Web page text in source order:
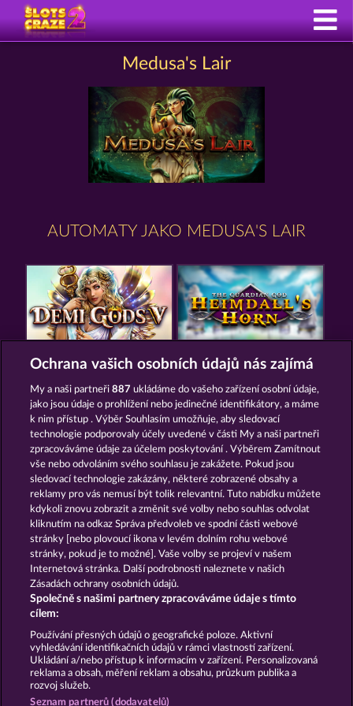
Medusa's Lair
AUTOMATY JAKO MEDUSA'S LAIR
DEMI GODS V
GATES OF ISHTAR
Podmínky Prohlášení o ochraně údajů
Kontakt Společnost Časté dotazy
Facebook
Podat Žádost o Odstoupení
Ochrana vašich osobních údajů nás zajímá
My a naši partneři887 ukládáme do vašeho zařízení osobní údaje,
jako jsou údaje o prohlížení nebo jedinečné identifikátory, a máme
k nim přístup . Výběr Souhlasím umožňuje, aby sledovací
technologie podporovaly účely uvedené v části My a naši partneři
zpracováváme údaje za účelem poskytování . Výběrem Zamítnout
vše nebo odvoláním svého souhlasu je zakážete. Pokud jsou
sledovací technologie zakázány, některé zobrazené obsahy a
reklamy pro vás nemusí být tolik relevantní. Tuto nabídku můžete
kdykoli znovu zobrazit a změnit své volby nebo souhlas odvolat
kliknutím na odkaz Správa předvoleb ve spodní části webové
stránky [nebo plovoucí ikona v levém dolním rohu webové
stránky, pokud je to možné]. Vaše volby se projeví v našem
Internetová stránka. Další podrobnosti naleznete v našich
Zásadách ochrany osobních údajů.
Společně s našimi partnery zpracováváme údaje s tímto
cílem:
Používání přesných údajů o geografické poloze. Aktivní
vyhledávání identifikačních údajů v rámci vlastností zařízení.
Ukládání a/nebo přístup k informacím v zařízení. Personalizovaná
reklama a obsah, měření reklam a obsahu, průzkum publika a
rozvoj služeb.
Seznam partnerů (dodavatelů)